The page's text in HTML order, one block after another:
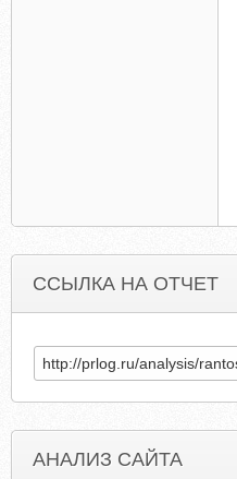
ССЫЛКА НА ОТЧЕТ
АНАЛИЗ САЙТА